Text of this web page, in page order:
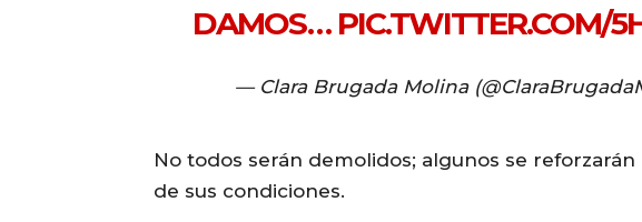
DAMOS… PIC.TWITTER.COM/
— Clara Brugada Molina
No todos serán demolidos; algunos se
de sus condiciones.